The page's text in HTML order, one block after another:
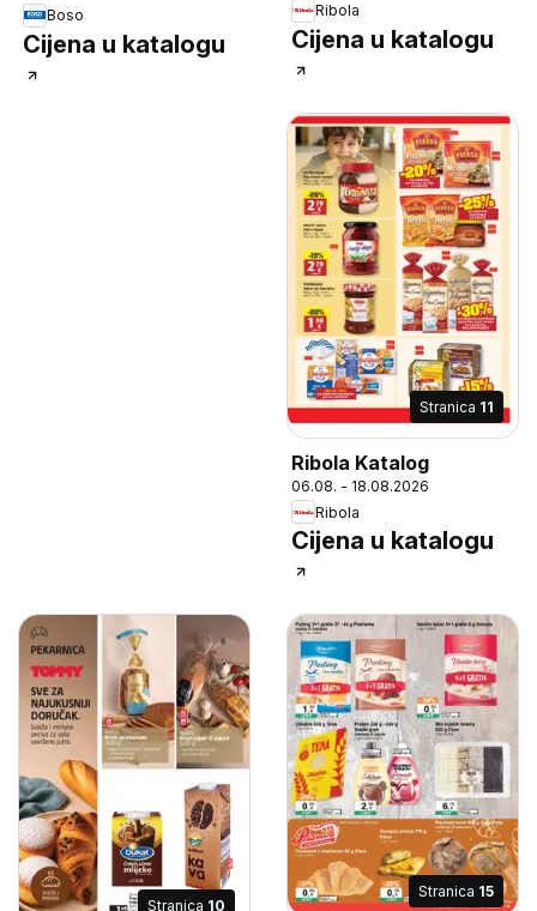
Boso
Cijena u katalogu
Ribola
Cijena u katalogu
Stranica 11
Ribola Katalog
06.08. - 18.08.2026
Ribola
Cijena u katalogu
Stranica 10
Stranica 15